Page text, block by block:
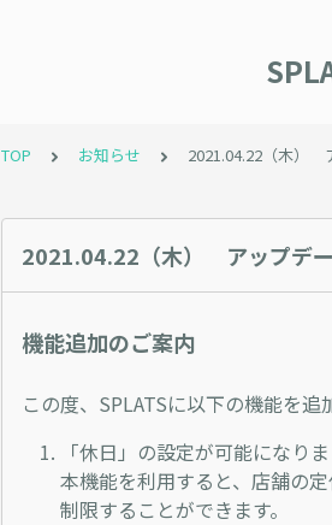
TOP お知らせ 2021.04.22（木）
2021.04.22（木） アップデ
機能追加のご案内
この度、SPLATSに以下の機能を追
「休日」の設定が可能になりま
本機能を利用すると、店舗の
制限することができます。